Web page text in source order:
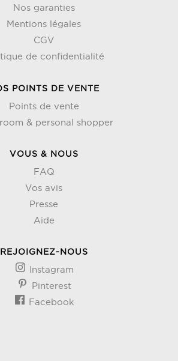
Nos garanties
Mentions légales
CGV
de confidentialité
POINTS DE VENTE
Points de vente
& personal shopper
VOUS & NOUS
FAQ
Vos avis
Presse
Aide
REJOIGNEZ-NOUS
Instagram
Pinterest
Facebook